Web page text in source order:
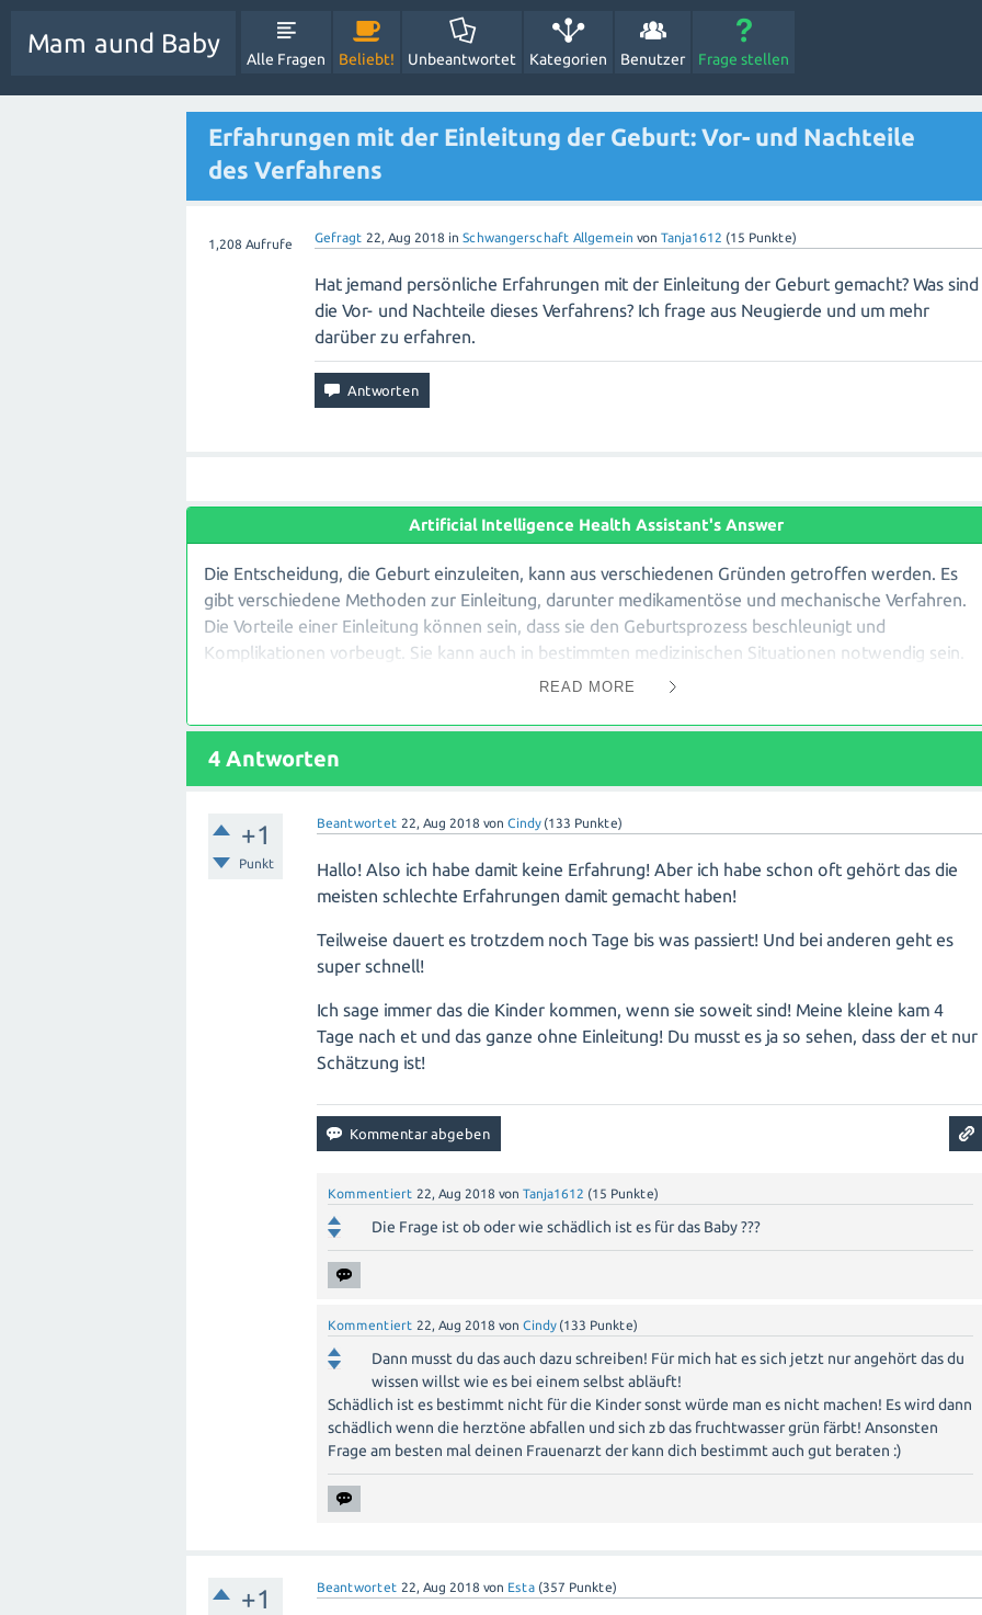
Mam aund Baby
Alle Fragen Beliebt! Unbeantwortet Kategorien Benutzer Frage stellen
Erfahrungen mit der Einleitung der Geburt: Vor- und Nachteile
des Verfahrens
1,208 Aufrufe Gefragt 22, Aug 2018 in Schwangerschaft Allgemein von Tanja1612 (15 Punkte)
Hat jemand persönliche Erfahrungen mit der Einleitung der Geburt gemacht? Was sind
die Vor- und Nachteile dieses Verfahrens? Ich frage aus Neugierde und um mehr
darüber zu erfahren.
Artificial Intelligence Health Assistant's Answer
Die Entscheidung, die Geburt einzuleiten, kann aus verschiedenen Gründen getroffen werden. Es
gibt verschiedene Methoden zur Einleitung, darunter medikamentöse und mechanische Verfahren.
Die Vorteile einer Einleitung können sein, dass sie den Geburtsprozess beschleunigt und
Komplikationen vorbeugt. Sie kann auch in bestimmten medizinischen Situationen notwendig sein.
Wehenverstärkungen, die zu stärkeren Schmerzen führen können. Es besteht auch ein geringes
Risiko für Infektionen oder andere Komplikationen. Darüber hinaus kann eine Einleitung manchmal
länger dauern als erwartet, was zu Frustration oder Erschöpfung führen kann.
Es ist wichtig zu beachten, dass jede Schwangerschaft individuell ist und dass die Entscheidung zur
Einleitung sorgfältig unter Berücksichtigung des Gesundheitszustands der Mutter und des Babys
getroffen werden sollte. Es ist ratsam, sich mit dem behandelnden Arzt über mögliche Risiken und
Letztendlich hängt die Wahl der Einleitungsmethode von verschiedenen Faktoren ab, einschließlich
Es ist wichtig, eine offene Kommunikation mit dem medizinischen Team zu führen, um die
bestmögliche Entscheidung für Mutter und Kind zu treffen.
READ MORE
4 Antworten
+1
Punkt
Beantwortet 22, Aug 2018 vonCindy (133 Punkte)
Hallo! Also ich habe damit keine Erfahrung! Aber ich habe schon oft gehört das die
meisten schlechte Erfahrungen damit gemacht haben!
Teilweise dauert es trotzdem noch Tage bis was passiert! Und bei anderen geht es
super schnell!
Ich sage immer das die Kinder kommen, wenn sie soweit sind! Meine kleine kam 4
Tage nach et und das ganze ohne Einleitung! Du musst es ja so sehen, dass der et nur
Schätzung ist!
Kommentiert 22, Aug 2018 vonTanja1612 (15 Punkte)
Die Frage ist ob oder wie schädlich ist es für das Baby ???
Kommentiert 22, Aug 2018 vonCindy (133 Punkte)
Dann musst du das auch dazu schreiben! Für mich hat es sich jetzt nur angehört das du
wissen willst wie es bei einem selbst abläuft!
Schädlich ist es bestimmt nicht für die Kinder sonst würde man es nicht machen! Es wird dann
schädlich wenn die herztöne abfallen und sich zb das fruchtwasser grün färbt! Ansonsten
Frage am besten mal deinen Frauenarzt der kann dich bestimmt auch gut beraten :)
+1 Beantwortet 22, Aug 2018 von Esta (357 Punkte)